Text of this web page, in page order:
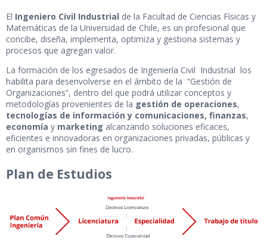
El Ingeniero Civil Industrial de la Facultad de Ciencias Físicas y
Matemáticas de la Universidad de Chile, es un profesional que
concibe, diseña, implementa, optimiza y gestiona sistemas y
procesos que agregan valor.
La formación de los egresados de Ingeniería Civil Industrial los
habilita para desenvolverse en el ámbito de la “Gestión de
Organizaciones”, dentro del que podrá utilizar conceptos y
metodologías provenientes de la gestión de operaciones,
tecnologías de información y comunicaciones, finanzas,
economía y marketing alcanzando soluciones eficaces,
eficientes e innovadoras en organizaciones privadas, públicas y
en organismos sin fines de lucro.
Plan de Estudios